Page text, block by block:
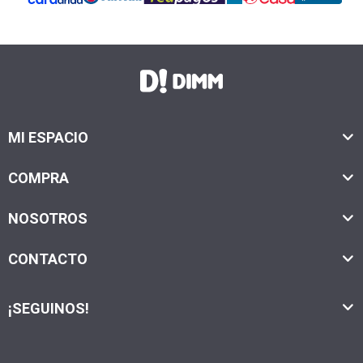
MI ESPACIO
COMPRA
NOSOTROS
CONTACTO
¡SEGUINOS!